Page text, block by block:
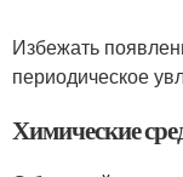
Избежать
периодическое
Химические